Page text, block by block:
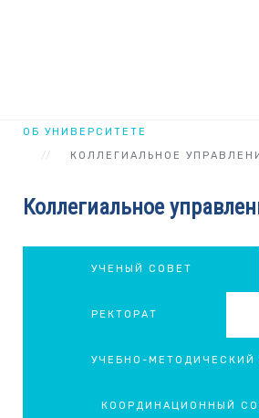
ОБ УНИВЕРСИТЕТЕ
КОЛЛЕГИАЛЬНОЕ
Коллегиальное
УЧЕНЫЙ СОВЕТ
РЕКТОРАТ
УЧЕБНО-МЕТОДИЧЕСКИЙ
КООРДИНАЦИОННЫЙ